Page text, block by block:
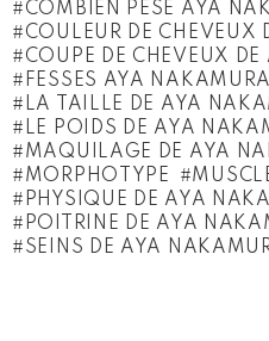
COMBIEN PÈSE AYA
COULEUR DE CHEVEUX
COUPE DE CHEVEUX
FESSES AYA NAKAMURA
LA TAILLE DE AYA
LE POIDS DE AYA
MAQUILAGE DE AYA
MORPHOTYPE
PHYSIQUE DE AYA
POITRINE DE AYA
SEINS DE AYA